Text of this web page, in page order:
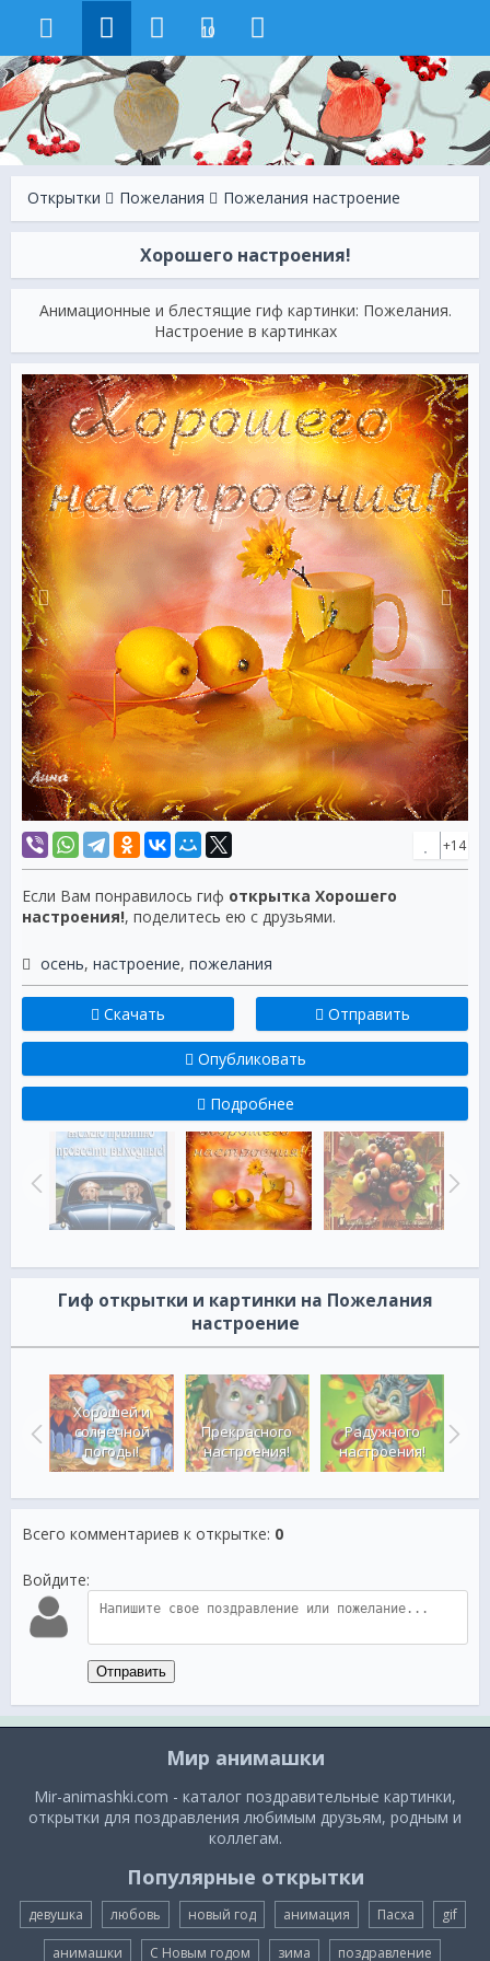
10
Открытки Пожелания Пожелания настроение
Хорошего настроения!
Анимационные и блестящие гиф картинки: Пожелания.
Настроение в картинках
+14
Если Вам понравилось гиф открытка Хорошего
настроения!, поделитесь ею с друзьями.
осень, настроение, пожелания
Скачать Отправить
Опубликовать
Подробнее
Гиф открытки и картинки на Пожелания
настроение
Хорошей и
солнечной
погоды!
Прекрасного
настроения!
Радужного
настроения!
Всего комментариев к открытке: 0
Войдите:
Отправить
Мир анимашки
Mir-animashki.com - каталог поздравительные картинки,
открытки для поздравления любимым друзьям, родным и
коллегам.
Популярные открытки
девушка любовь новый год анимация Пасха gif
анимашки С Новым годом зима поздравление